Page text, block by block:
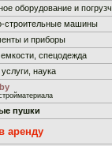
оборудование и
строительные машины
и приборы
спецодежда
наука
пушки
аренду